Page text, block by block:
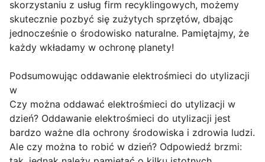
skorzystaniu z usług firm recyklingowych, możemy
skutecznie pozbyć się zużytych sprzętów, dbając
jednocześnie o środowisko naturalne. Pamiętajmy, że
każdy wkładamy w ochronę planety!
Podsumowując oddawanie elektrośmieci do utylizacji
w
Czy można oddawać elektrośmieci do utylizacji w
dzień? Oddawanie elektrośmieci do utylizacji jest
bardzo ważne dla ochrony środowiska i zdrowia ludzi.
Ale czy można to robić w dzień? Odpowiedź brzmi: